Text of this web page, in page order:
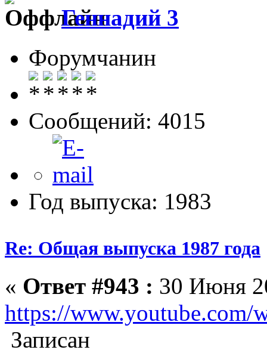
Геннадий 3
Форумчанин
Сообщений: 4015
Год выпуска: 1983
Re: Общая выпуска 1987 года
« Ответ #943 : 30 Июня
https://www.youtube.com/
Записан